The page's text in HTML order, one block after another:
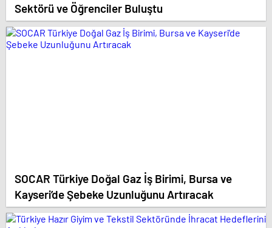
Sektörü ve Öğrenciler Buluştu
SOCAR Türkiye Doğal Gaz İş Birimi, Bursa ve
Kayseri’de Şebeke Uzunluğunu Artıracak